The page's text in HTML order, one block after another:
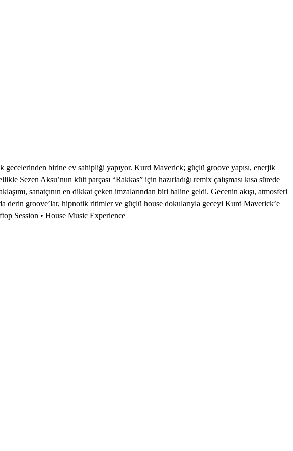
birine ev sahipliği yapıyor. Kurd Maverick; güçlü groove yapısı, enerjik
Sezen Aksu’nun kült parçası “Rakkas” için hazırladığı remix çalışması kısa sürede
sanatçının en dikkat çeken imzalarından biri haline geldi. Gecenin akışı, atmosferi
derin groove’lar, hipnotik ritimler ve güçlü house dokularıyla geceyi Kurd Maverick’e
Session • House Music Experience